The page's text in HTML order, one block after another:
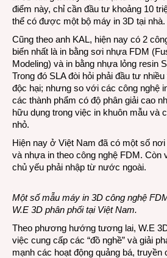
điểm này, chỉ cần đầu tư khoảng 10
thể có được một bộ máy in 3D tại nhà.
Cũng theo anh KAL, hiện nay có 2
biến nhất là in bằng sơi nhựa FDM
Modeling) và in bằng nhựa lỏng resin
Trong đó SLA đòi hỏi phải đầu tư
độc hại; nhưng so với các công nghệ
các thành phẩm có độ phân giải cao
hữu dụng trong việc in khuôn mẫu và
nhỏ.
Hiện nay ở Việt Nam đã có một số
và nhựa in theo công nghệ FDM. Còn
chủ yếu phải nhập từ nước ngoài.
Một số mẫu máy in 3D công nghệ
W.E 3D phân phối tại Việt Nam.
Theo phương hướng tương lai, W.E
việc cung cấp các “đồ nghề” và giải
mạnh các hoạt động quảng bá,